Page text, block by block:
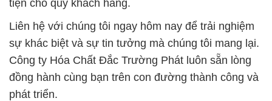
tiện cho quý khách hàng.
Liên hệ với chúng tôi ngay hôm nay để trải nghiệm
sự khác biệt và sự tin tưởng mà chúng tôi mang lại.
Công ty Hóa Chất Đắc Trường Phát luôn sẵn lòng
đồng hành cùng bạn trên con đường thành công và
phát triển.